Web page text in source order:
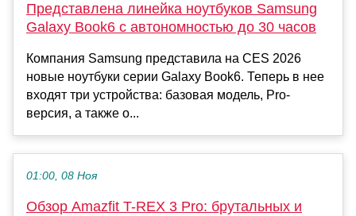
Представлена линейка ноутбуков Samsung
Galaxy Book6 с автономностью до 30 часов
Компания Samsung представила на CES 2026
новые ноутбуки серии Galaxy Book6. Теперь в нее
входят три устройства: базовая модель, Pro-
версия, а также о...
01:00, 08 Ноя
Обзор Amazfit T-REX 3 Pro: брутальных и